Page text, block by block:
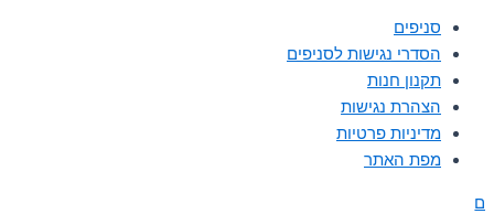
סניפים
הסדרי נגישות לסניפים
תקנון חנות
הצהרת נגישות
מדיניות פרטיות
מפת האתר